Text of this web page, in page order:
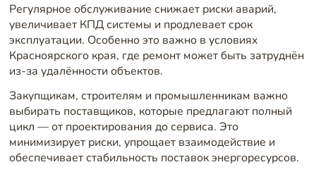
Регулярное обслуживание снижает риски аварий,
увеличивает КПД системы и продлевает срок
эксплуатации. Особенно это важно в условиях
Красноярского края, где ремонт может быть затруднён
из-за удалённости объектов.
Закупщикам, строителям и промышленникам важно
выбирать поставщиков, которые предлагают полный
цикл — от проектирования до сервиса. Это
минимизирует риски, упрощает взаимодействие и
обеспечивает стабильность поставок энергоресурсов.